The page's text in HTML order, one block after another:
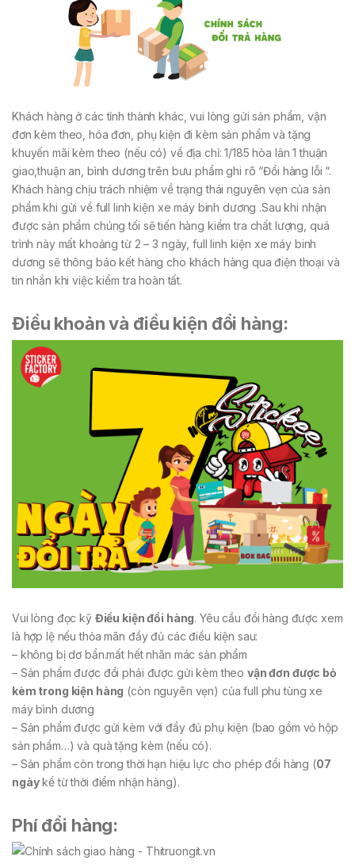
Khách hàng ở các tỉnh thành khác, vui lòng gửi sản phẩm, vận
đơn kèm theo, hóa đơn, phụ kiện đi kèm sản phẩm và tặng
khuyến mãi kèm theo (nếu có) về địa chỉ: 1/185 hòa lân 1 thuận
giao,thuận an, bình dương trên bưu phẩm ghi rõ “Đổi hàng lỗi “.
Khách hàng chịu trách nhiệm về trạng thái nguyên vẹn của sản
phẩm khi gửi về full linh kiện xe máy binh dương .Sau khi nhận
được sản phẩm chúng tối sẽ tiến hàng kiểm tra chất lượng, quá
trình này mất khoảng từ 2 – 3 ngày, full linh kiện xe máy binh
dương sẽ thông báo kết hàng cho khách hàng qua điện thoại và
tin nhắn khi việc kiểm tra hoàn tất.
Điều khoản và điều kiện đổi hàng:
Vui lòng đọc kỹ Điều kiện đổi hàng. Yêu cầu đổi hàng được xem
là hợp lệ nếu thỏa mãn đầy đủ các điều kiện sau:
– không bị dơ bẩn.mất hết nhãn mác sản phẩm
– Sản phẩm được đổi phải được gửi kèm theo vận đơn được bỏ
kèm trong kiện hàng (còn nguyên vẹn) của full phu tùng xe
máy bình dương
– Sản phẩm được gửi kèm với đầy đủ phụ kiện (bao gồm vỏ hộp
sản phẩm…) và quà tặng kèm (nếu có).
– Sản phẩm còn trong thời hạn hiệu lực cho phép đổi hàng (07
ngàykể từ thời điểm nhận hàng).
Phí đổi hàng: